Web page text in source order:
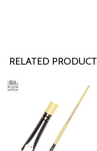
RELATED PRODUCT